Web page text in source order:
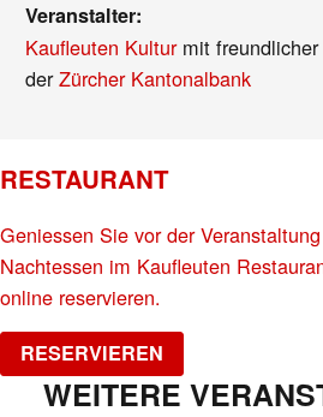
Veranstalter:
Kaufleuten Kulturmit freundlicher
derZürcher Kantonalbank
RESTAURANT
Geniessen Sie vor der
Nachtessen im Kaufleuten
online reservieren.
RESERVIEREN
WEITERE